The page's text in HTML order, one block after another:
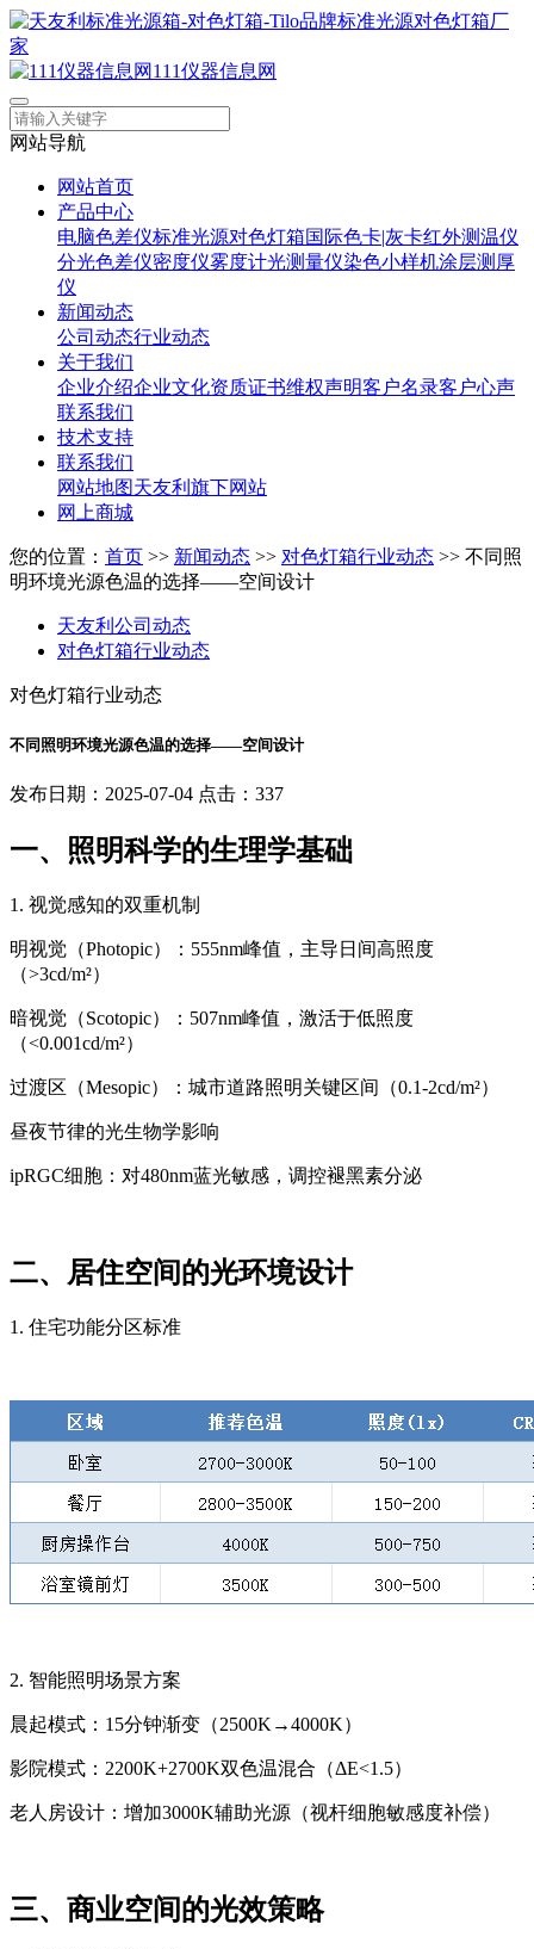
111仪器信息网
网站导航
网站首页
产品中心
电脑色差仪标准光源对色灯箱国际色卡|灰卡红外测温仪
分光色差仪密度仪雾度计光测量仪染色小样机涂层测厚
仪
新闻动态
公司动态行业动态
关于我们
企业介绍企业文化资质证书维权声明客户名录客户心声
联系我们
技术支持
联系我们
网站地图天友利旗下网站
网上商城
您的位置： 首页 >> 新闻动态 >> 对色灯箱行业动态 >> 不同照
明环境光源色温的选择——空间设计
天友利公司动态
对色灯箱行业动态
对色灯箱行业动态
不同照明环境光源色温的选择——空间设计
发布日期：2025-07-04 点击：337
一、照明科学的生理学基础
1. 视觉感知的双重机制
明视觉（Photopic）：555nm峰值，主导日间高照度
（>3cd/m²）
暗视觉（Scotopic）：507nm峰值，激活于低照度
（<0.001cd/m²）
过渡区（Mesopic）：城市道路照明关键区间（0.1-2cd/m²）
昼夜节律的光生物学影响
ipRGC细胞：对480nm蓝光敏感，调控褪黑素分泌
二、居住空间的光环境设计
1. 住宅功能分区标准
2. 智能照明场景方案
晨起模式：15分钟渐变（2500K→4000K）
影院模式：2200K+2700K双色温混合（ΔE<1.5）
老人房设计：增加3000K辅助光源（视杆细胞敏感度补偿）
三、商业空间的光效策略